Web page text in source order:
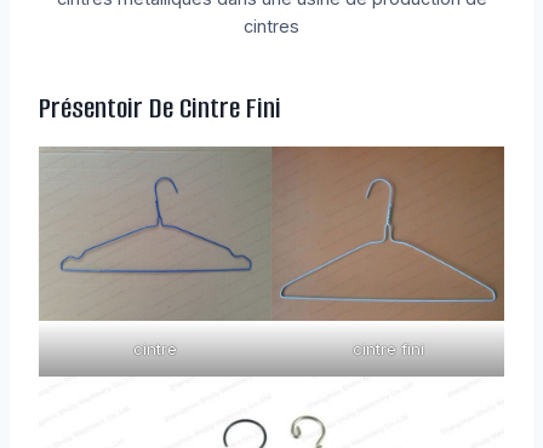
cintres
Présentoir De Cintre Fini
cintre cintre fini